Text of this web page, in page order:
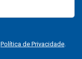
Política de Privacidade.